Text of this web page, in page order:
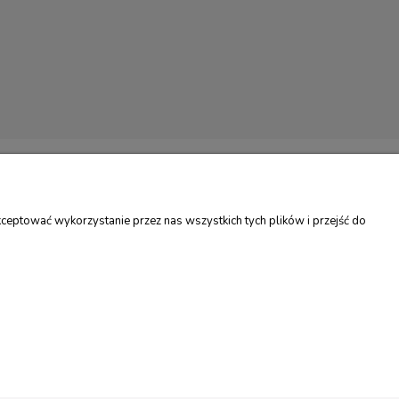
REGULAMIN SKLEPU
wykorzystanie przez nas wszystkich tych plików i przejść do